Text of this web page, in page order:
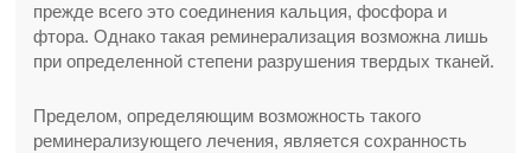
прежде всего это соединения кальция, фосфора и
фтора. Однако такая реминерализация возможна лишь
при определенной степени разрушения твердых тканей.
Пределом, определяющим возможность такого
реминерализующего лечения, является сохранность